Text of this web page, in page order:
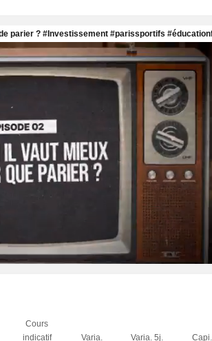
Cours
indicatif
Varia. Varia. 5j. Capi.